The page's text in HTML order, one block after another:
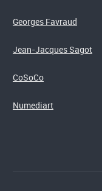
Georges Favraud
Jean-Jacques Sagot
CoSoCo
Numediart